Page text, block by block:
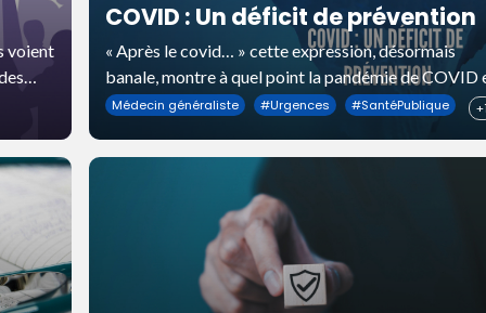
voient
COVID : Un déficit de prévention
« Après le covid… » cette expression, désormais
banale, montre à quel point la pandémie de COVID
largement vue, dans la France de 2025, comme
Médecin généraliste #Urgences #SantéPublique